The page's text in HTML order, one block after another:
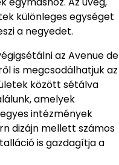
különleges egységet
a negyedet.
az Avenue de
is megcsodálhatjuk az
között sétálva
amelyek
intézmények
dizájn mellett számos
is gazdagítja a